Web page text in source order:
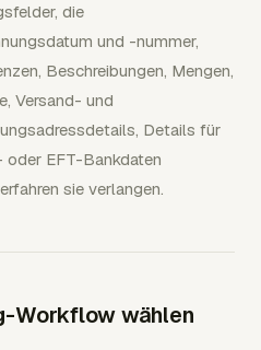
die
und -nummer,
Beschreibungen, Mengen,
Versand- und
Details für
EFT-Bankdaten
sie verlangen.
Workflow wählen